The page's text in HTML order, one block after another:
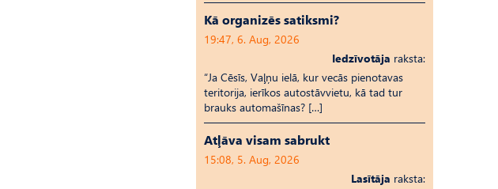
Kā organizēs satiksmi?
19:47, 6. Aug, 2026
Iedzīvotāja raksta:
“Ja Cēsīs, Vaļņu ielā, kur vecās pienotavas
teritorija, ierīkos autostāvvietu, kā tad tur
brauks automašīnas? […]
Atļāva visam sabrukt
15:08, 5. Aug, 2026
Lasītāja raksta: